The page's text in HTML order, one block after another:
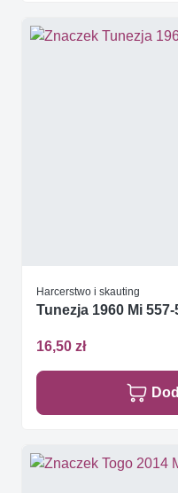
Harcerstwo i skauting
Tunezja 1960 Mi
16,50 zł